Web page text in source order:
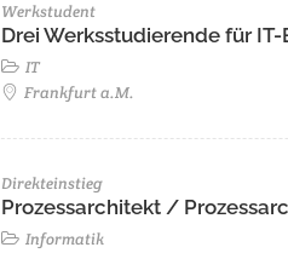
Werkstudent
Drei Werksstudierende für
IT
Frankfurt a.M.
Direkteinstieg
Prozessarchitekt /
Informatik